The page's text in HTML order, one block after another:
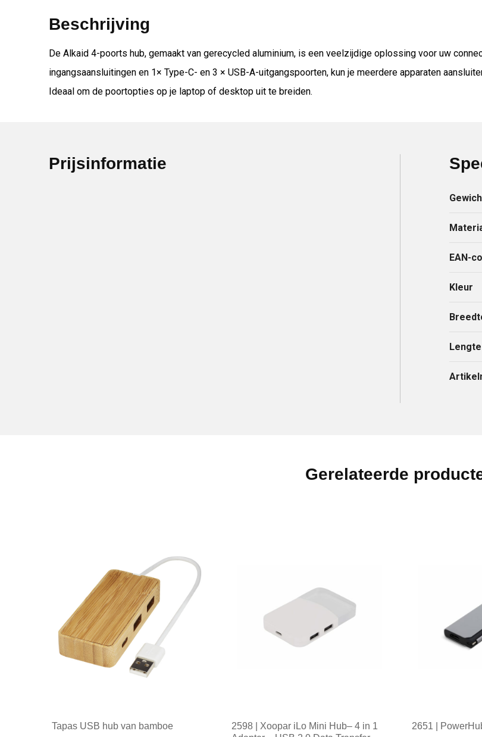
Beschrijving
De Alkaid 4-poorts hub, gemaakt van gerecycled aluminium, is een veelzijdige oplossing voor uw
ingangsaansluitingen en 1× Type-C- en 3 × USB-A-uitgangspoorten, kun je meerdere apparaten
Ideaal om de poortopties op je laptop of desktop uit te breiden.
Prijsinformatie
EAN-
Kleur
Lengte
Gerelateerde
Tapas USB hub van bamboe
2598 | Xoopar iLo Mini Hub– 4 in 1
2651 |